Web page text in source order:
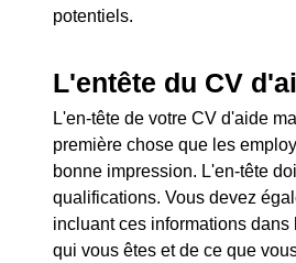
potentiels.
L'entête du CV
L'en-tête de votre CV d'aide
première chose que les
bonne impression. L'en-tête
qualifications. Vous devez
incluant ces informations
qui vous êtes et de ce que